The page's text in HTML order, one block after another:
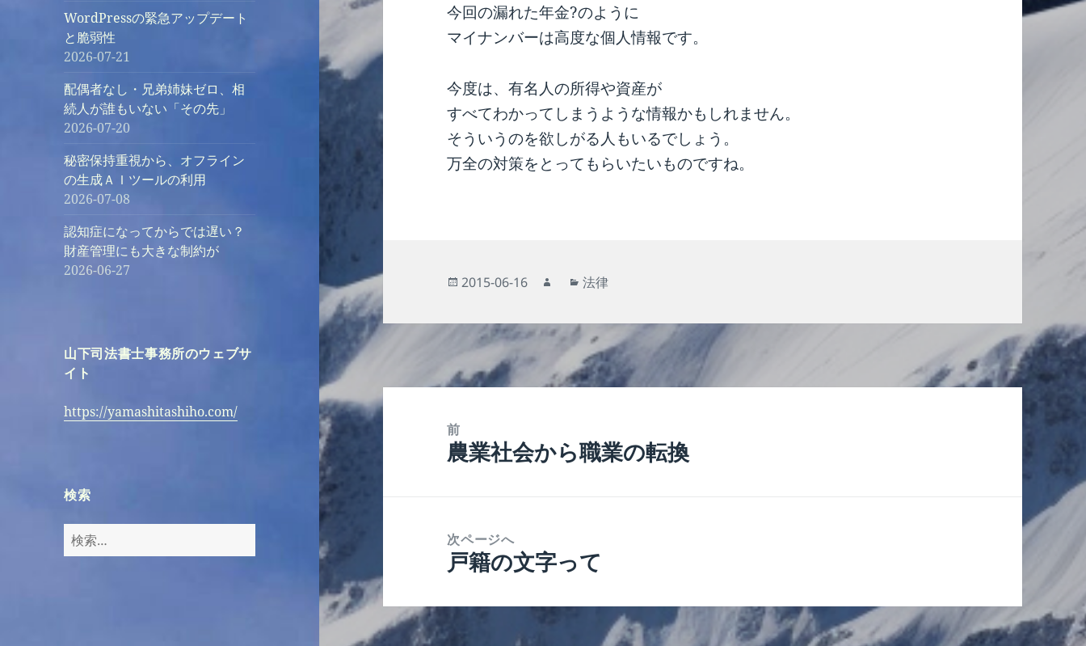
WordPressの緊急アップデート
と脆弱性
2026-07-21
配偶者なし・兄弟姉妹ゼロ、相
続人が誰もいない「その先」
2026-07-20
秘密保持重視から、オフライン
の生成ＡＩツールの利用
2026-07-08
認知症になってからでは遅い？
財産管理にも大きな制約が
2026-06-27
山下司法書士事務所のウェブサ
イト
https://yamashitashiho.com/
検索
検
索:
今回の漏れた年金?のように
マイナンバーは高度な個人情報です。
今度は、有名人の所得や資産が
すべてわかってしまうような情報かもしれません。
そういうのを欲しがる人もいるでしょう。
万全の対策をとってもらいたいものですね。
投
日:
2015-06-16
者
カ
ゴ
リ
ー
法律
投
ョ
ン
前
前
農業社会から職業の転換
次ページへ
次
投
稿:
戸籍の文字って